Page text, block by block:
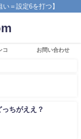
＝設定6を打つ】
コ お問い合わせ
ちがええ？